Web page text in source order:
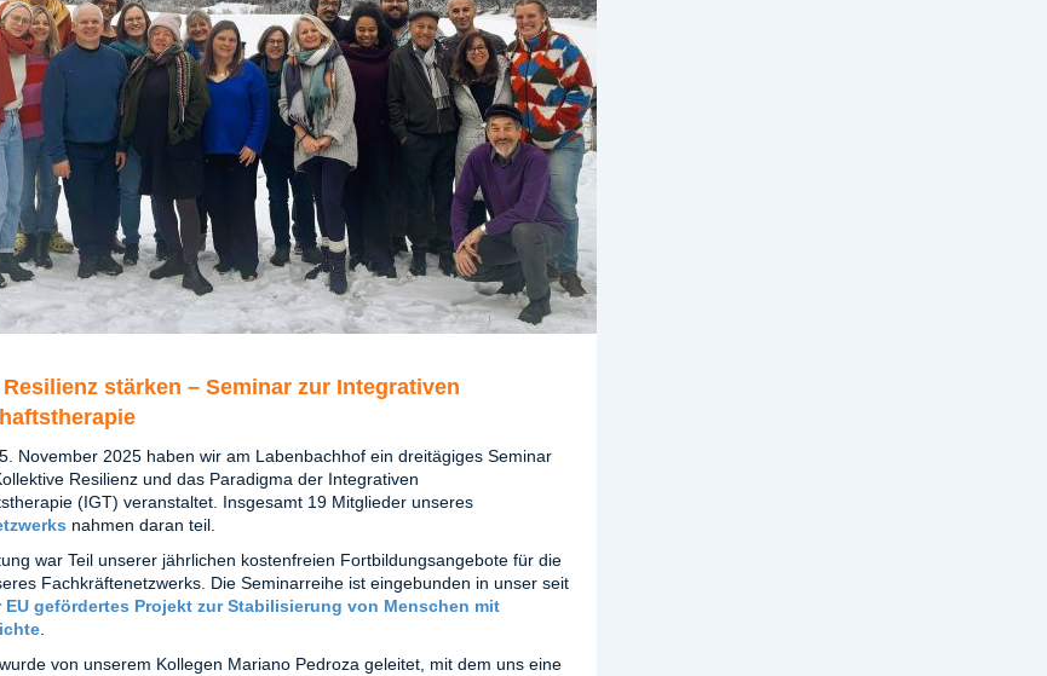
stärken – Seminar zur Integrativen
November 2025 haben wir am Labenbachhof ein dreitägiges Seminar
Resilienz und das Paradigma der Integrativen
(IGT) veranstaltet. Insgesamt 19 Mitglieder unseres
nahmen daran teil.
war Teil unserer jährlichen kostenfreien Fortbildungsangebote für die
Fachkräftenetzwerks. Die Seminarreihe ist eingebunden in unser seit
EU gefördertes Projekt zur Stabilisierung von Menschen mit
von unserem Kollegen Mariano Pedroza geleitet, mit dem uns eine